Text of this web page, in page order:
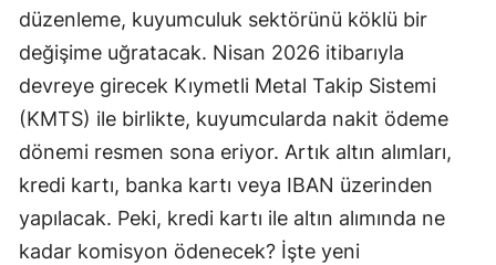
düzenleme, kuyumculuk sektörünü köklü bir
değişime uğratacak. Nisan 2026 itibarıyla
devreye girecek Kıymetli Metal Takip Sistemi
(KMTS) ile birlikte, kuyumcularda nakit ödeme
dönemi resmen sona eriyor. Artık altın alımları,
kredi kartı, banka kartı veya IBAN üzerinden
yapılacak. Peki, kredi kartı ile altın alımında ne
kadar komisyon ödenecek? İşte yeni